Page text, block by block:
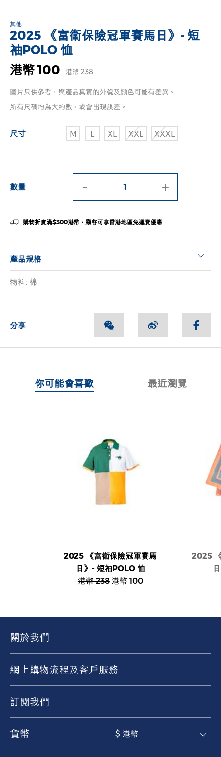
其他
2025 《富衛保險冠軍賽馬日》- 短
袖POLO 恤
港幣 100
港幣 238
圖片只供參考，與產品真實的外貌及顔色可能有差異。
所有尺碼均為大約數，或會出現誤差。
尺寸 M L XL XXL XXXL
數量 - +
購物折實滿$300港幣，顧客可享香港地區免運費優惠
產品規格
物料: 棉
分享
你可能會喜歡 最近瀏覽
2025 《富衛保險冠軍賽馬
日》- 短袖POLO 恤
港幣 238港幣 100
2025
關於我們
網上購物流程及客戶服務
訂閱我們
貨幣 $ 港幣